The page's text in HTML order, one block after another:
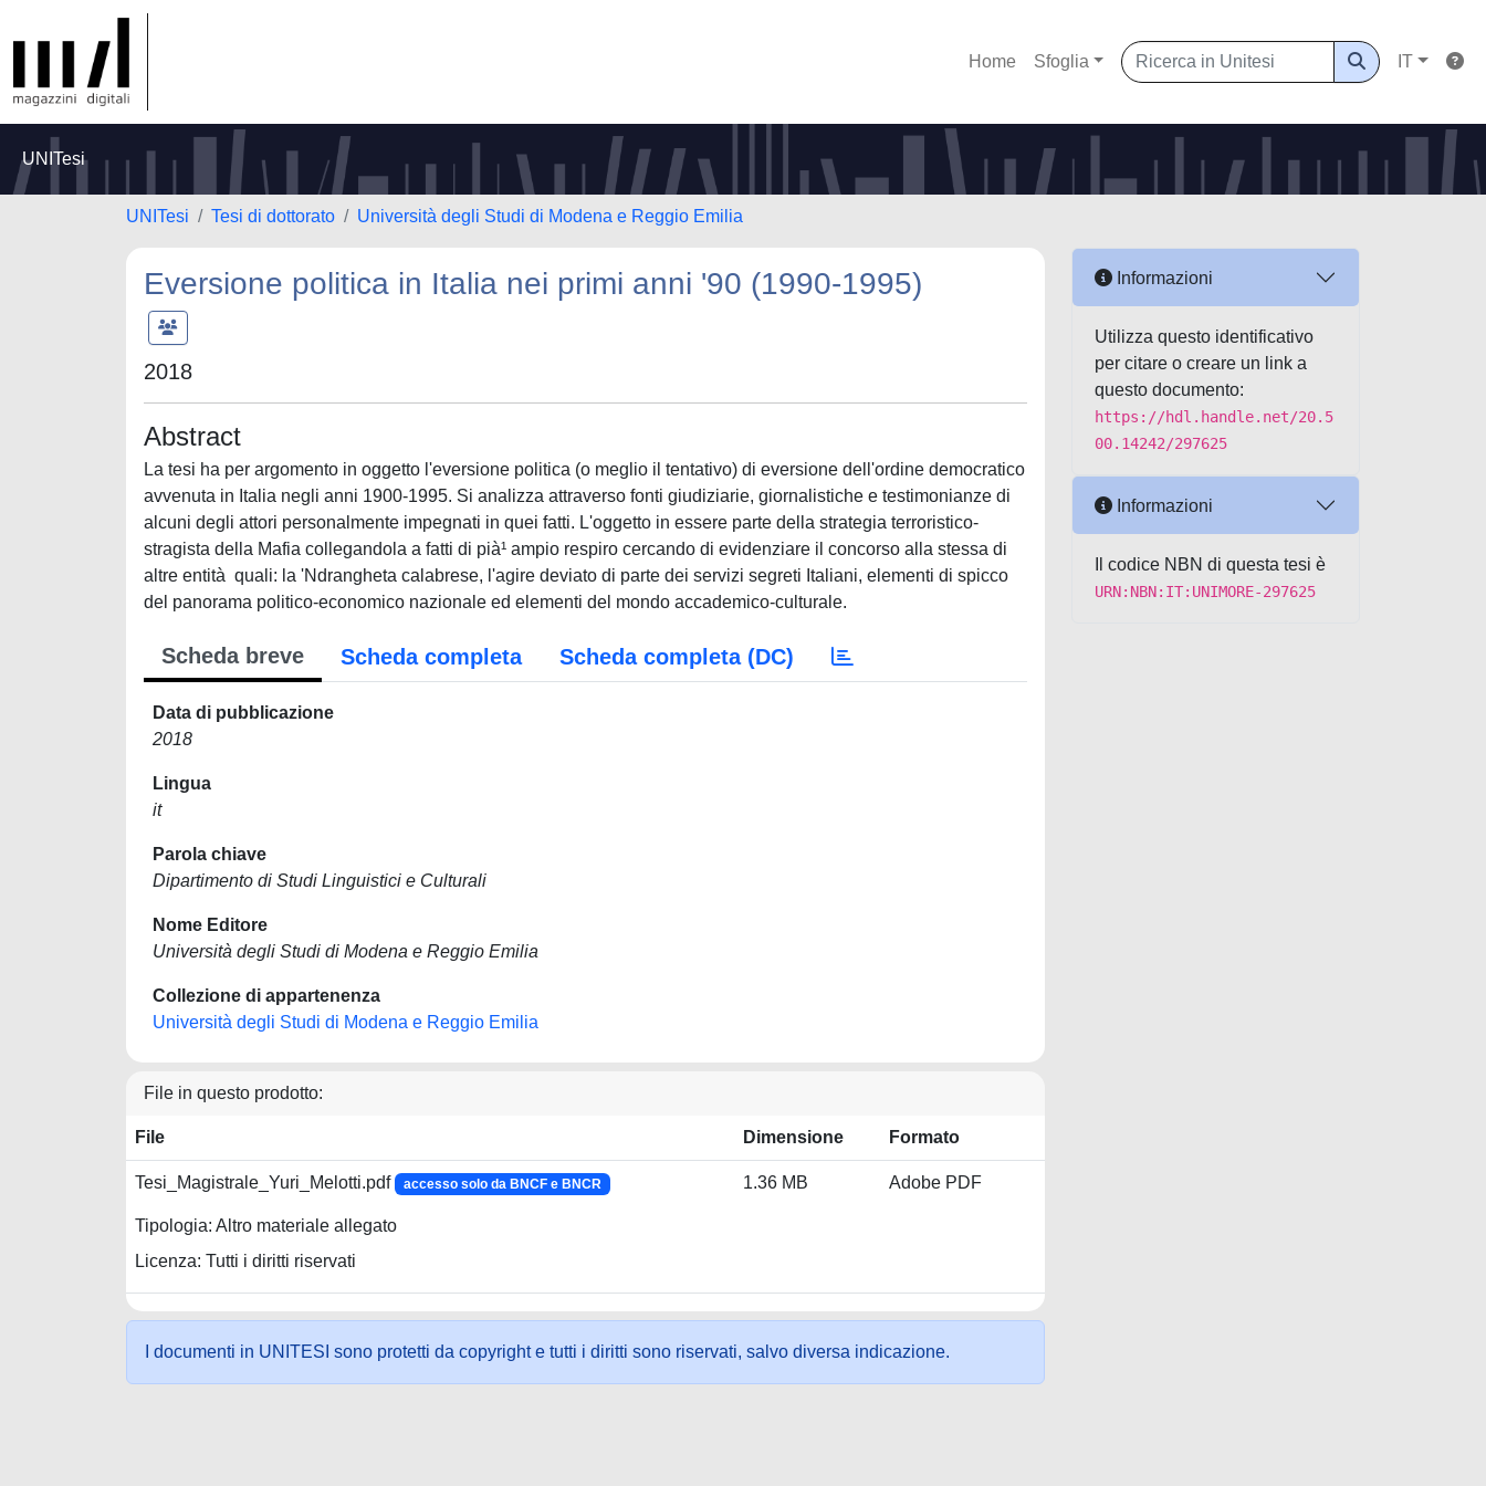
Home Sfoglia IT
UNITesi
UNITesi Tesi di dottorato Università degli Studi di Modena e Reggio Emilia
Eversione politica in Italia nei primi anni '90 (1990-1995)
2018
Abstract
La tesi ha per argomento in oggetto l'eversione politica (o meglio il tentativo) di eversione dell'ordine democratico
avvenuta in Italia negli anni 1900-1995. Si analizza attraverso fonti giudiziarie, giornalistiche e testimonianze di
alcuni degli attori personalmente impegnati in quei fatti. L'oggetto in essere parte della strategia terroristico-
stragista della Mafia collegandola a fatti di pià¹ ampio respiro cercando di evidenziare il concorso alla stessa di
altre entità quali: la 'Ndrangheta calabrese, l'agire deviato di parte dei servizi segreti Italiani, elementi di spicco
del panorama politico-economico nazionale ed elementi del mondo accademico-culturale.
Scheda breve Scheda completa Scheda completa (DC)
Data di pubblicazione
2018
Lingua
it
Parola chiave
Dipartimento di Studi Linguistici e Culturali
Nome Editore
Università degli Studi di Modena e Reggio Emilia
Collezione di appartenenza
Università degli Studi di Modena e Reggio Emilia
File in questo prodotto:
File Dimensione Formato
Tesi_Magistrale_Yuri_Melotti.pdf accesso solo da BNCF e BNCR
Tipologia: Altro materiale allegato
Licenza: Tutti i diritti riservati
1.36 MB Adobe PDF
I documenti in UNITESI sono protetti da copyright e tutti i diritti sono riservati, salvo diversa indicazione.
Informazioni
Utilizza questo identificativo
per citare o creare un link a
questo documento:
https://hdl.handle.net/20.5
00.14242/297625
Informazioni
Il codice NBN di questa tesi è
URN:NBN:IT:UNIMORE-297625